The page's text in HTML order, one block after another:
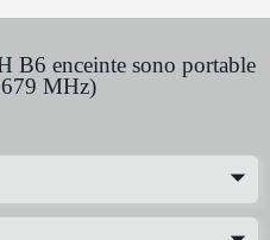
B6 enceinte sono portable
679 MHz)